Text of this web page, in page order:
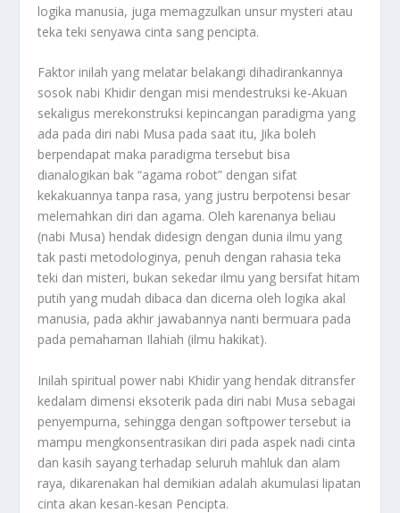
logika manusia, juga memagzulkan unsur mysteri atau
teka teki senyawa cinta sang pencipta.
Faktor inilah yang melatar belakangi dihadirankannya
sosok nabi Khidir dengan misi mendestruksi ke-Akuan
sekaligus merekonstruksi kepincangan paradigma yang
ada pada diri nabi Musa pada saat itu, Jika boleh
berpendapat maka paradigma tersebut bisa
dianalogikan bak “agama robot” dengan sifat
kekakuannya tanpa rasa, yang justru berpotensi besar
melemahkan diri dan agama. Oleh karenanya beliau
(nabi Musa) hendak didesign dengan dunia ilmu yang
tak pasti metodologinya, penuh dengan rahasia teka
teki dan misteri, bukan sekedar ilmu yang bersifat hitam
putih yang mudah dibaca dan dicerna oleh logika akal
manusia, pada akhir jawabannya nanti bermuara pada
pada pemahaman Ilahiah (ilmu hakikat).
Inilah spiritual power nabi Khidir yang hendak ditransfer
kedalam dimensi eksoterik pada diri nabi Musa sebagai
penyempurna, sehingga dengan softpower tersebut ia
mampu mengkonsentrasikan diri pada aspek nadi cinta
dan kasih sayang terhadap seluruh mahluk dan alam
raya, dikarenakan hal demikian adalah akumulasi lipatan
cinta akan kesan-kesan Pencipta.